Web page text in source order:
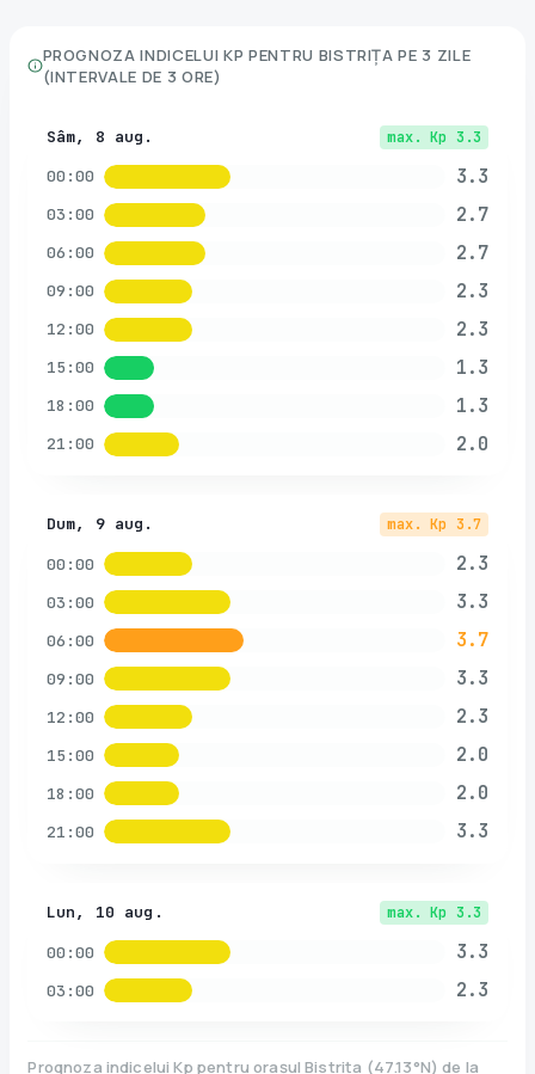
PROGNOZA INDICELUI KP PENTRU BISTRIȚA PE 3 ZILE
(INTERVALE DE 3 ORE)
Sâm, 8 aug. max. Kp 3.3
00:00 3.3
03:00 2.7
06:00 2.7
09:00 2.3
12:00 2.3
15:00 1.3
18:00 1.3
21:00 2.0
Dum, 9 aug. max. Kp 3.7
00:00 2.3
03:00 3.3
06:00 3.7
09:00 3.3
12:00 2.3
15:00 2.0
18:00 2.0
21:00 3.3
Lun, 10 aug. max. Kp 3.3
00:00 3.3
03:00 2.3
Prognoza indicelui Kp pentru orașul Bistrița (47.13°N)de la